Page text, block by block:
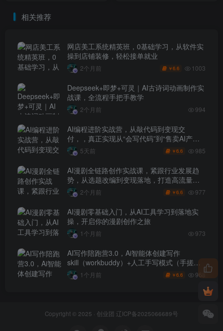
相关推荐
网店美工系统精英班，0基础学习，从软件实
操到店铺装修，轻松接单就业
2个月前 ￥6.6 1003
Deepseek+即梦+可灵｜AI古诗词动画制作实
战课，全流程手把手教学
2个月前 994
AI编程进阶实战营，从敲代码到变现交
付，，真正实现从“会写代码”到“售卖AI产品
盈利”的跨越
5天前 ￥6.6 985
AI漫剧全链路创作实战课，紧跟行业发展趋
势，从选题改编到变现落地，打造高流量优
质作品2个月前 ￥6.6 977
AI漫剧零基础入门，从AI工具学习到落地实
操，开启你的漫剧创作之旅
1个月前 973
AI写作陪跑营3.0，Ai智能体创建写作
skill（workbuddy）+人工手写模式（手搓模
式），去除AI痕迹（头条号、公众号、百家
号）
1个月前 ￥6.6 968
Copyright © 2025 · 创业团 辽ICP备2025066689号